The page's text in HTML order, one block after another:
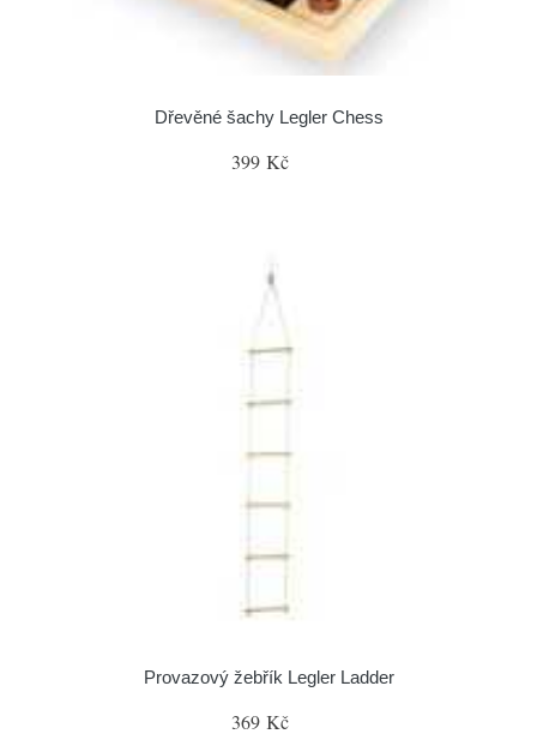
Dřevěné šachy Legler Chess
399 Kč
Provazový žebřík Legler Ladder
369 Kč